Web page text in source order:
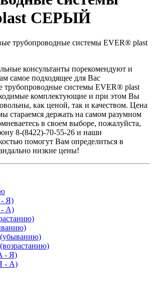
СЕРЫЙ
консультанты порекомендуют и
самое подходящее для Вас
трубопроводные системы EVER® plast
комплектующие и при этом Вы
как ценой, так и качеством. Цена
стараемся держать на самом разумном
в своем выборе, пожалуйста,
8-(8422)-70-55-26 и наши
помогут Вам определиться в
низкие цены!
Я)
A)
- Я)
- A)